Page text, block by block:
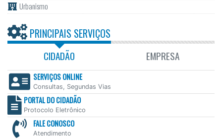
Urbanismo
PRINCIPAIS SERVIÇOS
CIDADÃO EMPRESA
SERVIÇOS ONLINE
Consultas, Segundas Vias
PORTAL DO CIDADÃO
Protocolo Eletrônico
FALE CONOSCO
Atendimento